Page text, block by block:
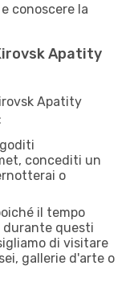
conoscere la
Apatity
Apatity
goditi
concediti un
o
il tempo
durante questi
di visitare
gallerie d'arte o